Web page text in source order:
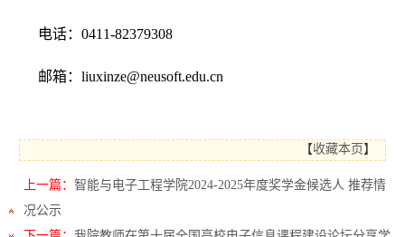
电话： 0411-82379308
邮箱：liuxinze@neusoft.edu.cn
【收藏本页 】
上一篇： 智能与电子工程学院2024-2025年度奖学金候选人 推荐情
况公示